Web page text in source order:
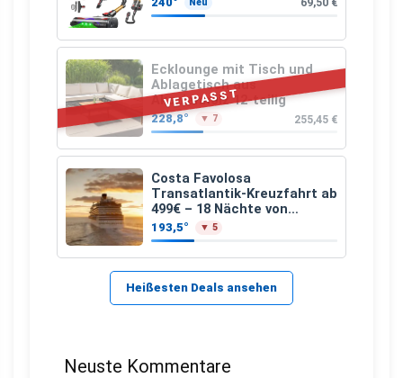
VERPASST
Ecklounge mit Tisch und
Ablagetisch aus
Akazienholz 12-teilig
228,8° ▼ 7 255,45 €
Costa Favolosa
Transatlantik-Kreuzfahrt ab
499€ – 18 Nächte von
Hamburg nach Guadeloupe
193,5° ▼ 5
Heißesten Deals ansehen
Neuste Kommentare